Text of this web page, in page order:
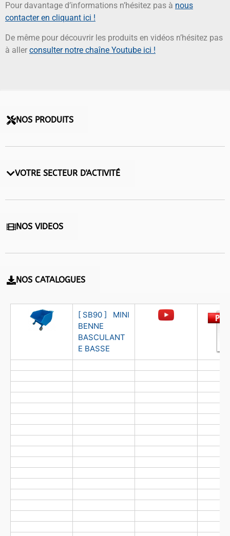
Pour davantage d’informations n’hésitez pas à nous
contacter en cliquant ici !
De même pour découvrir les produits en vidéos n’hésitez pas
à aller consulter notre chaîne Youtube ici !
NOS PRODUITS
VOTRE SECTEUR D'ACTIVITÉ
NOS VIDEOS
NOS CATALOGUES
[ SB90 ] MINI
BENNE
BASCULANT
E BASSE